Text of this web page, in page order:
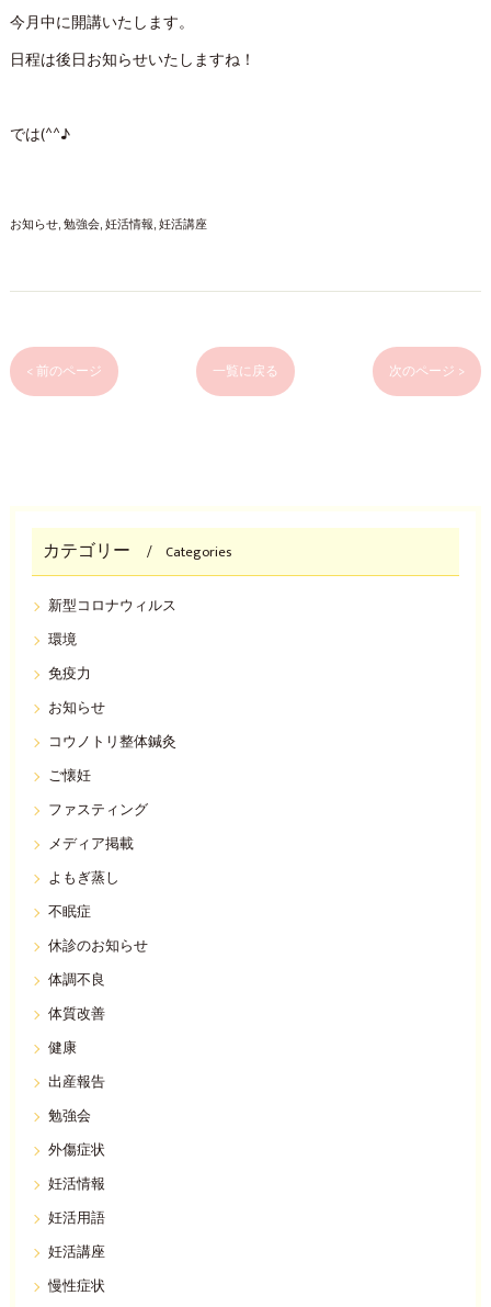
今月中に開講いたします。
日程は後日お知らせいたしますね！
では(^^♪
お知らせ 勉強会 妊活情報 妊活講座
< 前のページ 一覧に戻る 次のページ >
カテゴリー Categories
新型コロナウィルス
環境
免疫力
お知らせ
コウノトリ整体鍼灸
ご懐妊
ファスティング
メディア掲載
よもぎ蒸し
不眠症
休診のお知らせ
体調不良
体質改善
健康
出産報告
勉強会
外傷症状
妊活情報
妊活用語
妊活講座
慢性症状